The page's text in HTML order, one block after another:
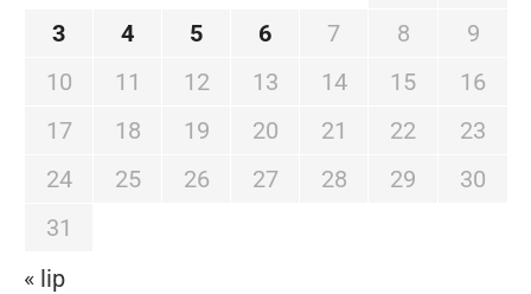
3
4 5 6 7 8
9
10
11 12 13 14 15
16
17
18 19 20 21 22
23
24
25 26 27 28 29
30
31
« lip